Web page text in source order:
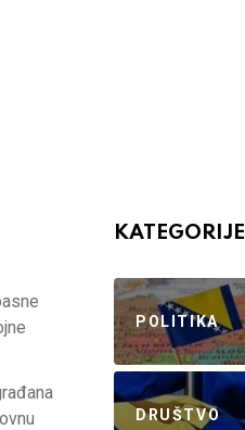
KATEGORIJE
POLITIKA
DRUŠTVO